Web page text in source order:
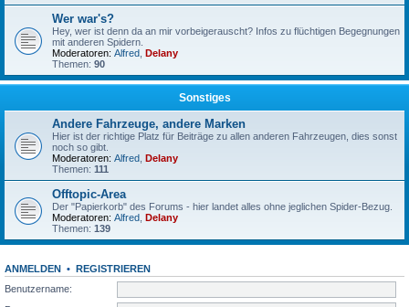
Wer war's?
Hey, wer ist denn da an mir vorbeigerauscht? Infos zu flüchtigen Begegnungen
mit anderen Spidern.
Moderatoren: Alfred Delany
Themen: 90
Sonstiges
Andere Fahrzeuge, andere Marken
Hier ist der richtige Platz für Beiträge zu allen anderen Fahrzeugen, dies sonst
noch so gibt.
Moderatoren: Alfred Delany
Themen: 111
Offtopic-Area
Der "Papierkorb" des Forums - hier landet alles ohne jeglichen Spider-Bezug.
Moderatoren: Alfred Delany
Themen: 139
ANMELDEN • REGISTRIEREN
Benutzername: